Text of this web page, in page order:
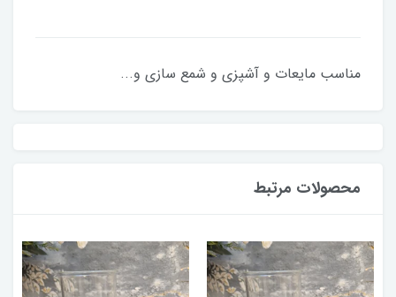
مناسب مایعات و آشپزی و شمع سازی و...
محصولات مرتبط